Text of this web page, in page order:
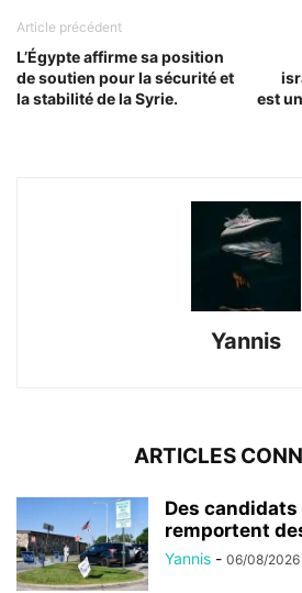
Article précédent
L’Égypte affirme sa position
de soutien pour la sécurité et
la stabilité de la Syrie.
est
Yannis
ARTICLES
Des
remportent
Yannis - 06/08/2026